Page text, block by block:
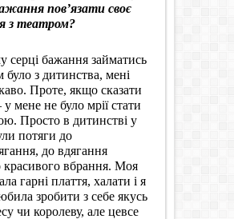
пов’язати своє
театром?
серці бажання займатись
було з дитинства, мені
Проте, якщо сказати
у мене не було мрії стати
Просто в дитинстві у
потяги до
до вдягання
красивого вбрання. Моя
гарні плаття, халати і я
зробити з себе якусь
чи королеву, але цевсе